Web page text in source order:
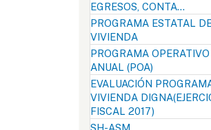
EGRESOS, CONTA...
PROGRAMA ESTATAL
VIVIENDA
PROGRAMA OPERATIVO
ANUAL (POA)
EVALUACIÓN
VIVIENDA
FISCAL 2017)
SH-ASM